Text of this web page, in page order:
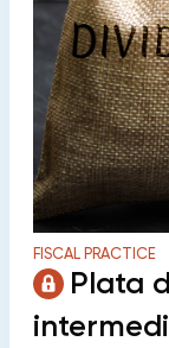
FISCAL PRACTICE
Plata